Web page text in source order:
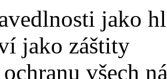
jako
jako záštity
všech